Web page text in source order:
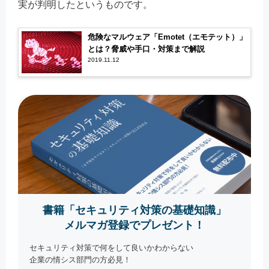
実が判明したというものです。
危険なマルウェア「Emotet（エモテット）」
とは？脅威や手口・対策まで解説
2019.11.12
書籍「セキュリティ対策の基礎知識」
メルマガ登録でプレゼント！
セキュリティ対策で何をして良いかわからない
企業の情シス部門の方必見！